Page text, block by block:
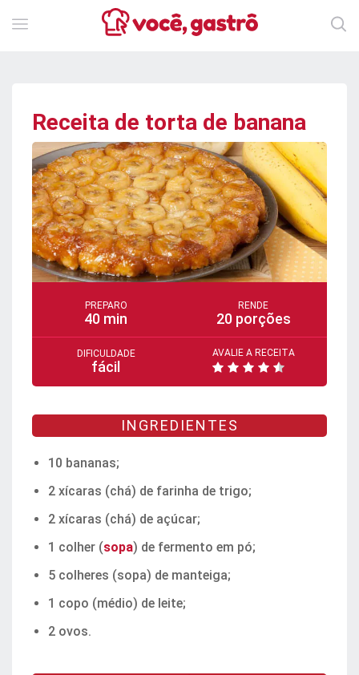
Receita de torta de banana
PREPARO
40 min
RENDE
20 porções
DIFICULDADE
fácil
AVALIE A RECEITA
INGREDIENTES
10 bananas;
2 xícaras (chá) de farinha de trigo;
2 xícaras (chá) de açúcar;
1 colher (sopa) de fermento em pó;
5 colheres (sopa) de manteiga;
1 copo (médio) de leite;
2 ovos.